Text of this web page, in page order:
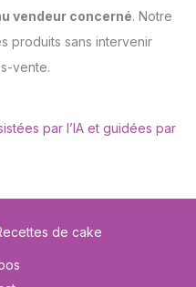
vendeur concerné. Notre
produits sans intervenir
vente.
par l’IA et guidées par
de cake